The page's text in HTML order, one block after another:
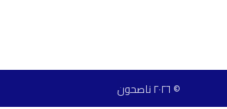
© ٢٠٢٦ ناصحون